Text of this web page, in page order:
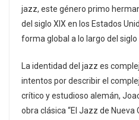
jazz, este género primo
del siglo XIX en los Estados
forma global a lo largo del siglo
La identidad del jazz es
intentos por describir el
crítico y estudioso alemán,
obra clásica “El Jazz de Nueva